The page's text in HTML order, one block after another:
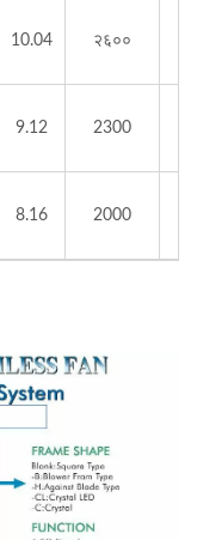
10.04 २६००
9.12 2300
8.16 2000